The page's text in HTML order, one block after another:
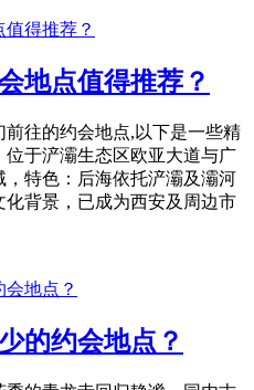
地点值得推荐？
往的约会地点,以下是一些精
于浐灞生态区欧亚大道与广
特色：后海依托浐灞及灞河
背景，已成为西安及周边市
的约会地点？